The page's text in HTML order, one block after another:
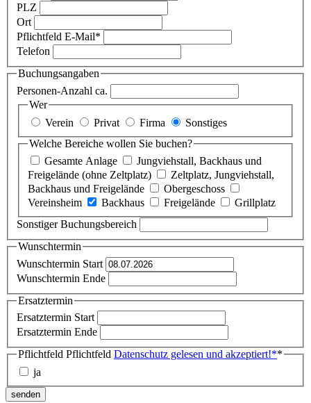
PLZ
Ort
Pflichtfeld E-Mail*
Telefon
Buchungsangaben
Personen-Anzahl ca.
Wer
Verein
Privat Firma
Sonstiges
Welche Bereiche wollen Sie buchen?
Gesamte Anlage
Jungviehstall, Backhaus und
Freigelände (ohne Zeltplatz)
Zeltplatz, Jungviehstall,
Backhaus und Freigelände
Obergeschoss
Vereinsheim
Backhaus Freigelände
Grillplatz
Sonstiger Buchungsbereich
Wunschtermin
Wunschtermin Start
Wunschtermin Ende
Ersatztermin
Ersatztermin Start
Ersatztermin Ende
Pflichtfeld Pflichtfeld Datenschutz gelesen und akzeptiert!**
ja
senden